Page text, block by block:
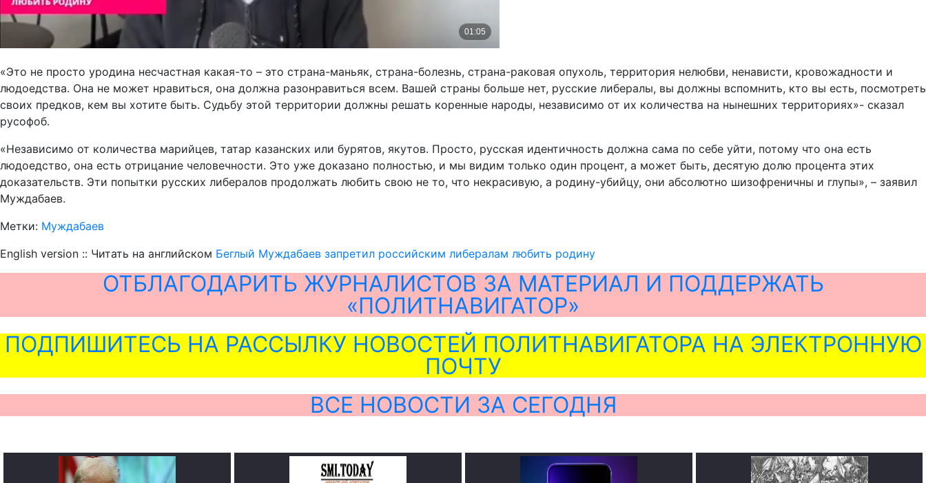
«Это не просто уродина несчастная какая-то – это страна-маньяк, страна-болезнь, страна-раковая опухоль, территория нелюбви, ненависти, кровожадности и
людоедства. Она не может нравиться, она должна разонравиться всем. Вашей страны больше нет, русские либералы, вы должны вспомнить, кто вы есть, посмотреть
своих предков, кем вы хотите быть. Судьбу этой территории должны решать коренные народы, независимо от их количества на нынешних территориях»- сказал
русофоб.
«Независимо от количества марийцев, татар казанских или бурятов, якутов. Просто, русская идентичность должна сама по себе уйти, потому что она есть
людоедство, она есть отрицание человечности. Это уже доказано полностью, и мы видим только один процент, а может быть, десятую долю процента этих
доказательств. Эти попытки русских либералов продолжать любить свою не то, что некрасивую, а родину-убийцу, они абсолютно шизофреничны и глупы», – заявил
Муждабаев.
Метки: Муждабаев
English version :: Читать на английском Беглый Муждабаев запретил российским либералам любить родину
ОТБЛАГОДАРИТЬ ЖУРНАЛИСТОВ ЗА МАТЕРИАЛ И ПОДДЕРЖАТЬ
«ПОЛИТНАВИГАТОР»
ПОДПИШИТЕСЬ НА РАССЫЛКУ НОВОСТЕЙ ПОЛИТНАВИГАТОРА НА ЭЛЕКТРОННУЮ
ПОЧТУ
ВСЕ НОВОСТИ ЗА СЕГОДНЯ